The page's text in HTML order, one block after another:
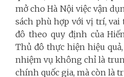
mở cho Hà Nội việc vận
sách phù hợp với vị trí, vai
đô theo quy định của
Thủ đô thực hiện hiệu
nhiệm vụ không chỉ là
chính quốc gia, mà còn là